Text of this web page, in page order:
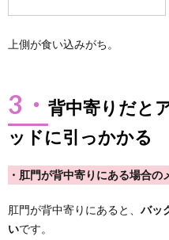
上側が食い込みがち。
3・ 背中寄りだと
ッドに引っかかる
・肛門が背中寄りにある場合の
肛門が背中寄りにあると、 バッ
いです。